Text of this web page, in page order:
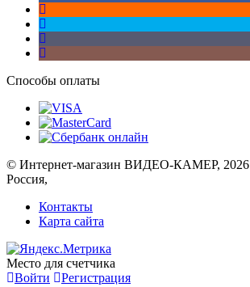
Способы оплаты
© Интернет-магазин ВИДЕО-КАМЕР, 2026
Россия,
Контакты
Карта сайта
Место для счетчика
Войти
Регистрация